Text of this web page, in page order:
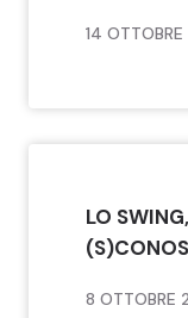
14
LO
8 OTTOBRE